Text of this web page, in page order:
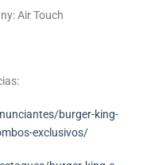
Air Touch
burger-king-
exclusivos/